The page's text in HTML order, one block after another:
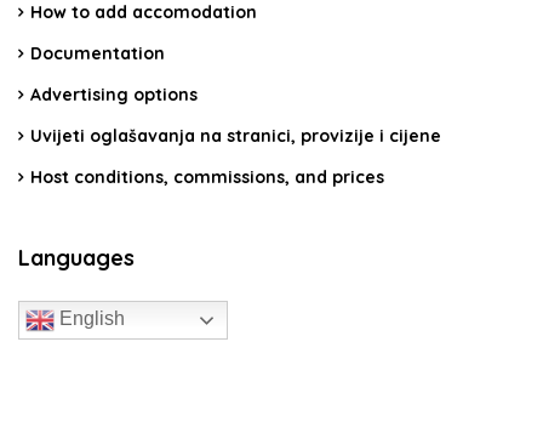
How to add accomodation
Documentation
Advertising options
Uvijeti oglašavanja na stranici, provizije i cijene
Host conditions, commissions, and prices
Languages
English